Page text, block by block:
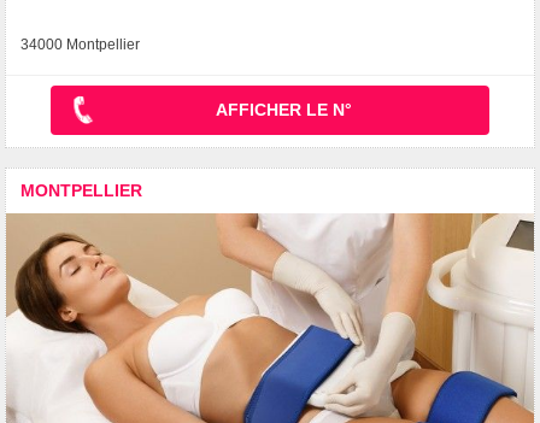
34000 Montpellier
AFFICHER LE N°
MONTPELLIER